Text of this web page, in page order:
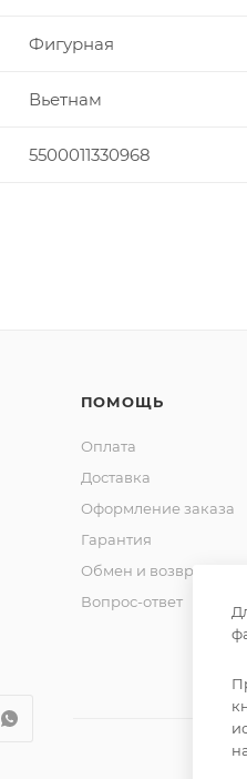
Фигурная
Вьетнам
5500011330968
ПОМОЩЬ
Оплата
Доставка
Оформление заказа
Гарантия
Обмен и возврат
Вопрос-ответ